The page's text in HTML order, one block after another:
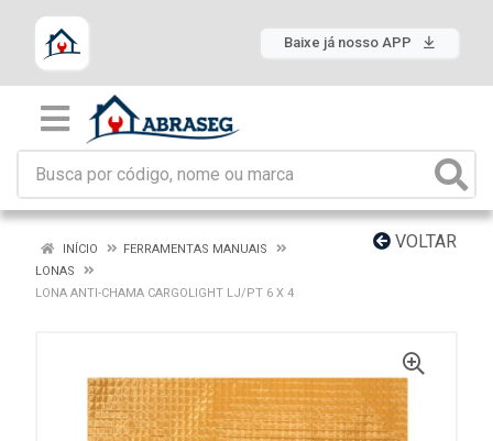
Baixe já nosso APP
VOLTAR
INÍCIO
FERRAMENTAS MANUAIS
LONAS
LONA ANTI-CHAMA CARGOLIGHT LJ/PT 6 X 4